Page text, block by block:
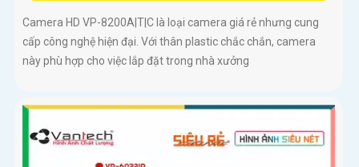
Camera HD VP-8200A|T|C là loại camera giá rẻ nhưng cung
cấp công nghệ hiện đại. Với thân plastic chắc chắn, camera
này phù hợp cho việc lắp đặt trong nhà xưởng